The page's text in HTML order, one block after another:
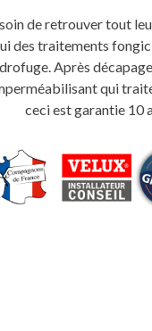
de retrouver tout
des traitements
Après
qui
ceci est garantie 10